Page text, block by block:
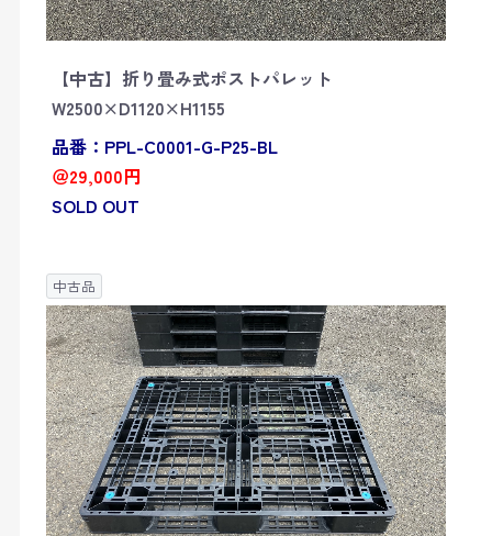
【中古】折り畳み式ポストパレット
W2500×D1120×H1155
品番：PPL-C0001-G-P25-BL
＠29,000円
SOLD OUT
中古品